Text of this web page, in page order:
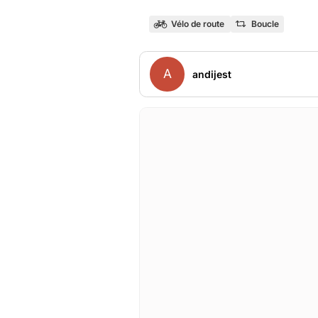
Vélo de route Boucle
A andijest